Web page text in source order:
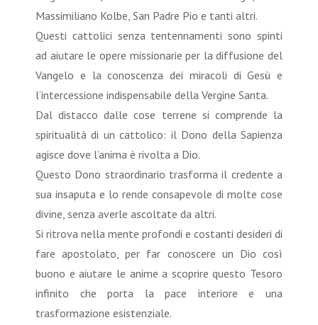
Massimiliano Kolbe, San Padre Pio e tanti altri.
Questi cattolici senza tentennamenti sono spinti
ad aiutare le opere missionarie per la diffusione del
Vangelo e la conoscenza dei miracoli di Gesù e
l’intercessione indispensabile della Vergine Santa.
Dal distacco dalle cose terrene si comprende la
spiritualità di un cattolico: il Dono della Sapienza
agisce dove l’anima è rivolta a Dio.
Questo Dono straordinario trasforma il credente a
sua insaputa e lo rende consapevole di molte cose
divine, senza averle ascoltate da altri.
Si ritrova nella mente profondi e costanti desideri di
fare apostolato, per far conoscere un Dio così
buono e aiutare le anime a scoprire questo Tesoro
infinito che porta la pace interiore e una
trasformazione esistenziale.